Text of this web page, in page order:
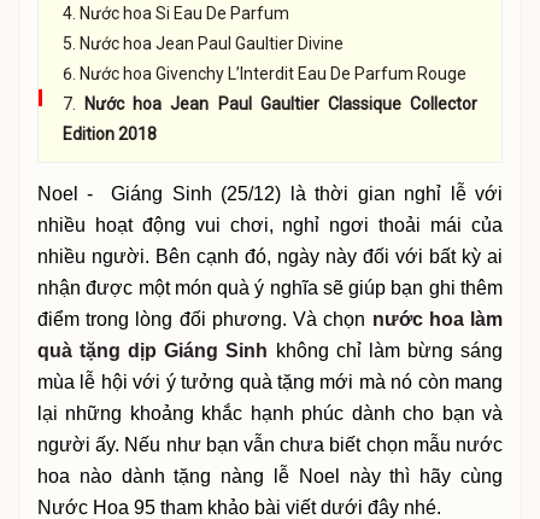
Nước hoa Si Eau De Parfum
Nước hoa Jean Paul Gaultier Divine
Nước hoa Givenchy L’Interdit Eau De Parfum Rouge
Nước hoa Jean Paul Gaultier Classique Collector
Edition 2018
Noel - Giáng Sinh (25/12) là thời gian nghỉ lễ với
nhiều hoạt động vui chơi, nghỉ ngơi thoải mái của
nhiều người. Bên cạnh đó, ngày này đối với bất kỳ ai
nhận được một món quà ý nghĩa sẽ giúp bạn ghi thêm
điểm trong lòng đối phương. Và chọn nước hoa làm
quà tặng dịp Giáng Sinh không chỉ làm bừng sáng
mùa lễ hội với ý tưởng quà tặng mới mà nó còn mang
lại những khoảng khắc hạnh phúc dành cho bạn và
người ấy. Nếu như bạn vẫn chưa biết chọn mẫu nước
hoa nào dành tặng nàng lễ Noel này thì hãy cùng
Nước Hoa 95 tham khảo bài viết dưới đây nhé.